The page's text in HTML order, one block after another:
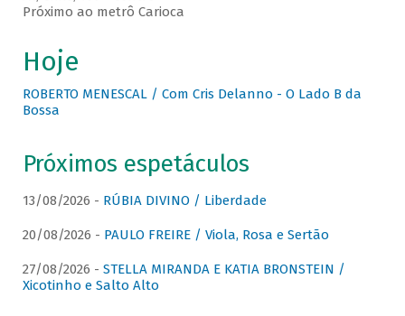
Próximo ao metrô Carioca
Hoje
ROBERTO MENESCAL / Com Cris Delanno - O Lado B da
Bossa
Próximos espetáculos
13/08/2026 - RÚBIA DIVINO / Liberdade
20/08/2026 - PAULO FREIRE / Viola, Rosa e Sertão
27/08/2026 - STELLA MIRANDA E KATIA BRONSTEIN /
Xicotinho e Salto Alto